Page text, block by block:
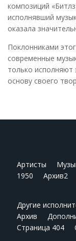
композиций
исполнявший
оказала
Поклонниками
современные
только исполняют
основу своего
Артисты
1950
Архив2
Другие
Архив
Страница 404